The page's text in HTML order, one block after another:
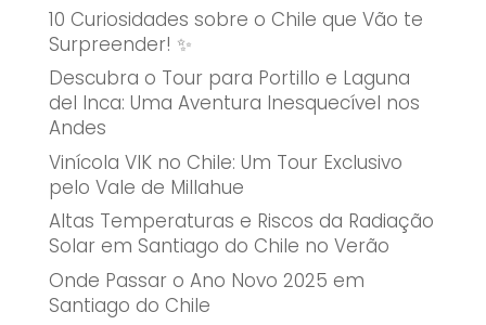
10 Curiosidades sobre o Chile que Vão te
Surpreender! ✨
Descubra o Tour para Portillo e Laguna
del Inca: Uma Aventura Inesquecível nos
Andes
Vinícola VIK no Chile: Um Tour Exclusivo
pelo Vale de Millahue
Altas Temperaturas e Riscos da Radiação
Solar em Santiago do Chile no Verão
Onde Passar o Ano Novo 2025 em
Santiago do Chile